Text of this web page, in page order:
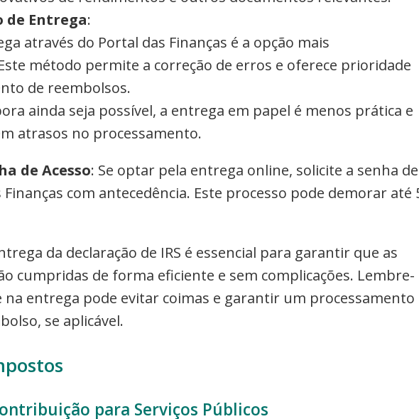
de Entrega:
através do Portal das Finanças é a opção mais
método permite a correção de erros e oferece prioridade
de reembolsos.
ainda seja possível, a entrega em papel é menos prática e
atrasos no processamento.
de Acesso: Se optar pela entrega online, solicite a senha de
Finanças com antecedência. Este processo pode demorar até
da declaração de IRS é essencial para garantir que as
cumpridas de forma eficiente e sem complicações. Lembre-
na entrega pode evitar coimas e garantir um processamento
se aplicável.
para Serviços Públicos